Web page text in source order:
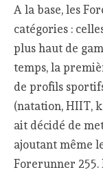
A la base, les
catégories :
plus haut de
temps, la
de profils
(natation, HIIT,
ait décidé de
ajoutant même
Forerunner